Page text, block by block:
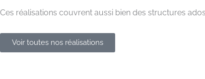
Ces réalisations couvrent aussi bien des structures
Voir toutes nos réalisations